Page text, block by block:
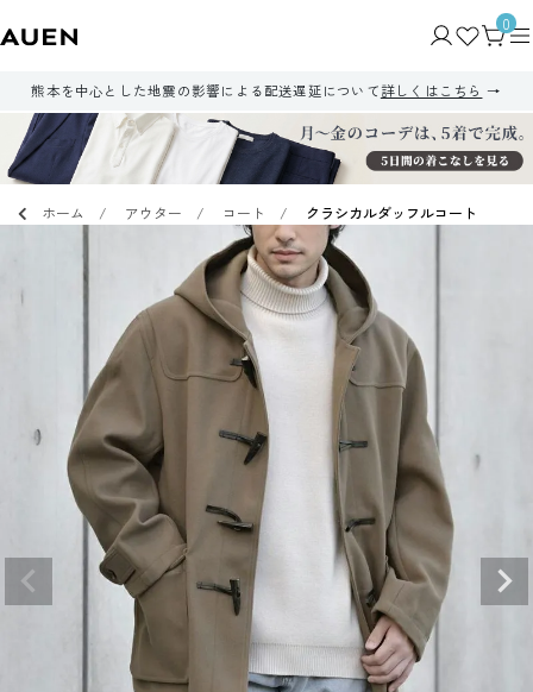
0
熊本を中心とした地震の影響による配送遅延について詳しくはこちら
ホーム アウター コート クラシカルダッフルコート